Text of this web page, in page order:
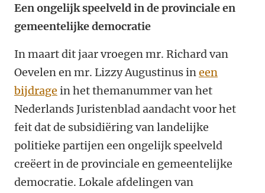
Een ongelijk speelveld in de provinciale en
gemeentelijke democratie
In maart dit jaar vroegen mr. Richard van
Oevelen en mr. Lizzy Augustinus ineen
bijdrage in het themanummer van het
Nederlands Juristenblad aandacht voor het
feit dat de subsidiëring van landelijke
politieke partijen een ongelijk speelveld
creëert in de provinciale en gemeentelijke
democratie. Lokale afdelingen van